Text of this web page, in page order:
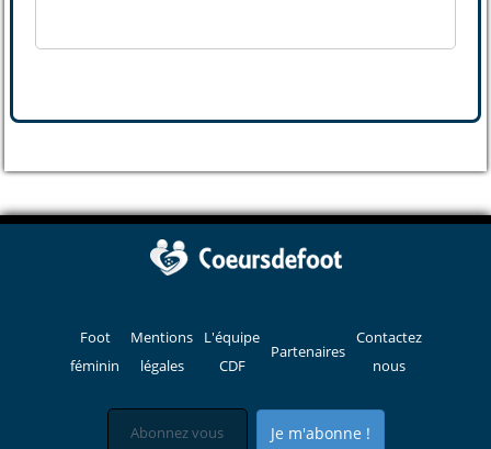
Foot
féminin
Mentions
légales
L'équipe
CDF
Partenaires
Contactez
nous
Je m'abonne !